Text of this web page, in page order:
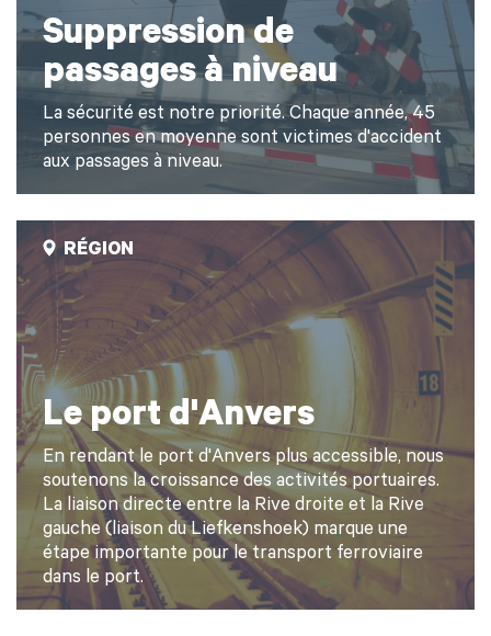
Suppression de
passages à niveau
La sécurité est notre priorité. Chaque année, 45
personnes en moyenne sont victimes d'accident
aux passages à niveau.
RÉGION
Le port d'Anvers
En rendant le port d'Anvers plus accessible, nous
soutenons la croissance des activités portuaires.
La liaison directe entre la Rive droite et la Rive
gauche (liaison du Liefkenshoek) marque une
étape importante pour le transport ferroviaire
dans le port.